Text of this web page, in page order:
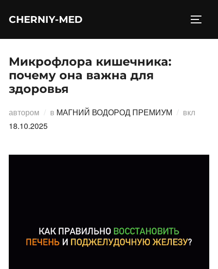
CHERNIY-MED
Микрофлора кишечника:
почему она важна для
здоровья
автором в МАГНИЙ ВОДОРОД ПРЕМИУМ вкл
18.10.2025